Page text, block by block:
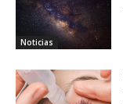
Noticias